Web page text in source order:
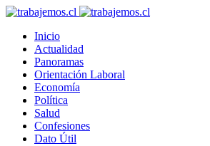
Inicio
Actualidad
Panoramas
Orientación Laboral
Economía
Política
Salud
Confesiones
Dato Útil